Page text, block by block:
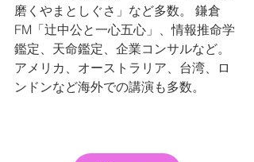
磨くやまとしぐさ」など多数。 鎌倉
FM「辻中公と一心五心」、情報推命学
鑑定、天命鑑定、企業コンサルなど。
アメリカ、オーストラリア、台湾、ロ
ンドンなど海外での講演も多数。